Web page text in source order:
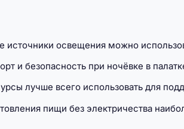
источники освещения можно
и безопасность при ночёвке в
лучше всего использовать для
пищи без электричества